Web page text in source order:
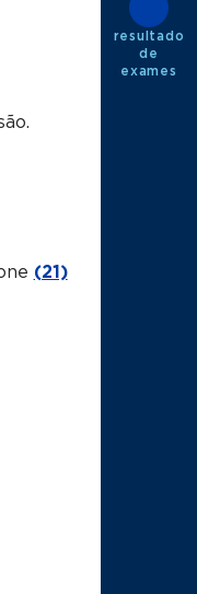
(21)
resultado
de
exames